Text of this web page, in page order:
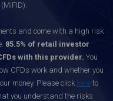
and come with a high risk
85.5% of retail investor
with this provider. You
CFDs work and whether you
money. Please click hereto
you understand the risks